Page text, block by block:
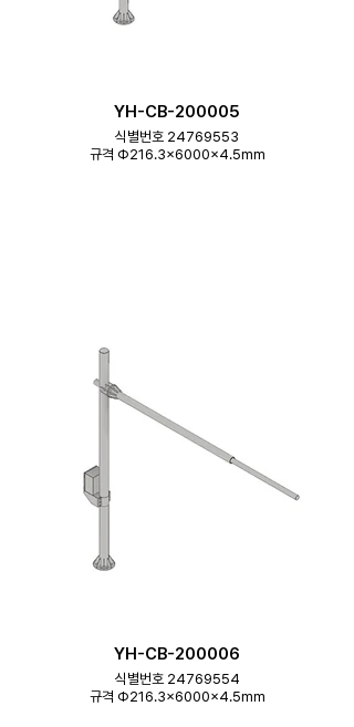
YH-CB-200005
식별번호 24769553
규격 Φ216.3×6000×4.5mm
YH-CB-200006
식별번호 24769554
규격 Φ216.3×6000×4.5mm